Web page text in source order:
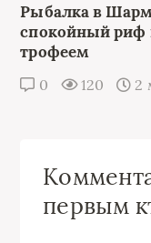
Рыбалка в
спокойный риф
трофеем
0 120 2
первым